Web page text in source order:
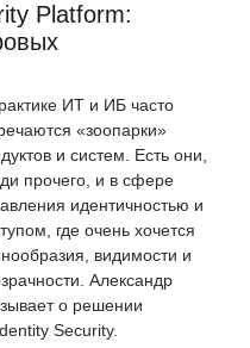
Platform:
ИТ и ИБ часто
«зоопарки»
и систем. Есть они,
прочего, и в сфере
идентичностью и
где очень хочется
видимости и
Александр
о решении
Security.